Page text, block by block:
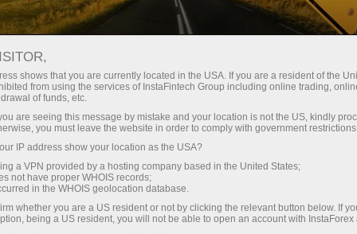
варағини очиш
САВДО ТЕРМИНАЛИ
WebTrader – бу ИнстаФорексдан
мижозларга Forex, CFD ва Futures
фаолиятини интернет-браузерда
имкон беради. Десктоп
shows that you are currently located in the USA. If you are a resident of the
from using the services of InstaFintech Group including online trading,
of funds, etc.
are seeing this message by mistake and your location is not the US, kindly
you must leave the website in order to comply with government
IP address show your location as the USA?
a VPN provided by a hosting company based in the United States;
not have proper WHOIS records;
in the WHOIS geolocation database.
whether you are a US resident or not by clicking the relevant button below. If
being a US resident, you will not be able to open an account with InstaForex